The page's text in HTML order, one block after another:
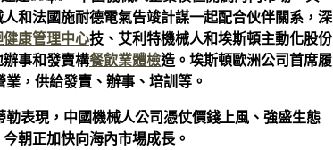
和法國施耐德電氣告竣計謀一起配合伙伴關系，深
健康管理中心技、艾利特機械人和埃斯頓主動化股份
事和發賣構餐飲業體檢造。埃斯頓歐洲公司首席履
，供給發賣、辦事、培訓等。
表現，中國機械人公司憑仗價錢上風、強盛生態
朝正加快向海內市場成長。